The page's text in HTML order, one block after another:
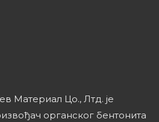
Материал Цо., Лтд. је
органског бентонита